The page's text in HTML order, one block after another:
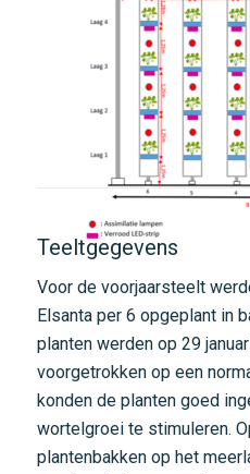
Teeltgegevens
Voor de voorjaarsteelt
Elsanta per 6 opgeplant in
planten werden op 29
voorgetrokken op een
konden de planten goed
wortelgroei te stimuleren.
plantenbakken op het